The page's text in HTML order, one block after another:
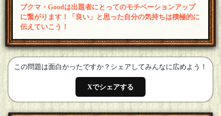
秋風25
参加します [18年08月21日 23:22]
参加します！[18年08月21日 23:22]
ブクマ・Goodは出題者にとってのモチベーションアップ
に繋がります！「良い」と思った自分の気持ちは積極的に
伝えていこう！
この問題は面白かったですか？シェアしてみんなに広めよう！
Xでシェアする